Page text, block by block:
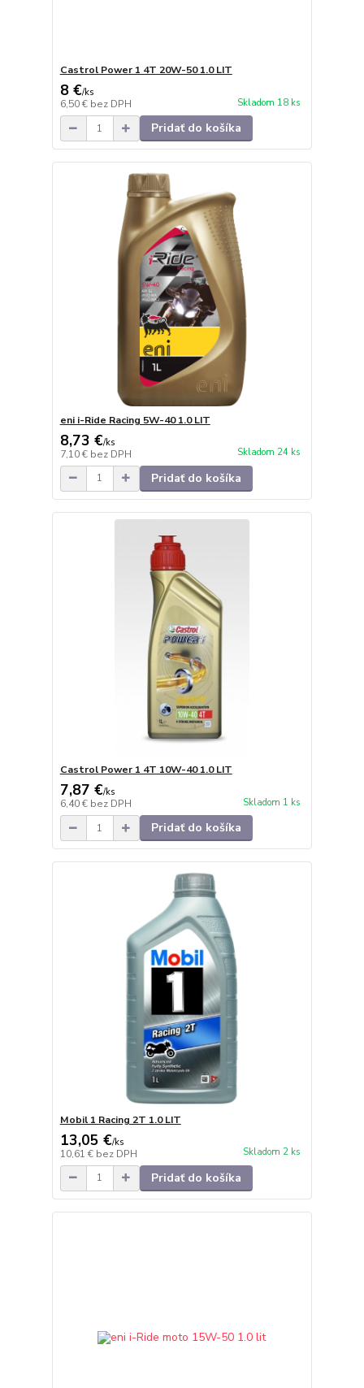
Castrol Power 1 4T 20W-50 1.0 LIT
8 €/ks
6,50 € bez DPH Skladom 18 ks
Pridať do košíka
eni i-Ride Racing 5W-40 1.0 LIT
8,73 €/ks
7,10 € bez DPH Skladom 24 ks
Pridať do košíka
Castrol Power 1 4T 10W-40 1.0 LIT
7,87 €/ks
6,40 € bez DPH Skladom 1 ks
Pridať do košíka
Mobil 1 Racing 2T 1.0 LIT
13,05 €/ks
10,61 € bez DPH Skladom 2 ks
Pridať do košíka